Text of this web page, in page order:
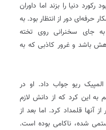
دنیا را بزند اما داوران
حرفه‌ای دور از انتظار بود. به
جای سخنرانی روی تخته
باشد و غرور کاذبی که به
ریو جواب داد. او در
به این کرد که از دانش لازم
آنها قلمداد کرد. اما بعد از
شده، ناکامی بوده است.